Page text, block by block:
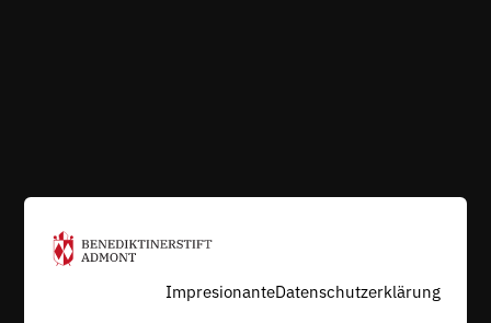
ImpresionanteDatenschutzerklärung